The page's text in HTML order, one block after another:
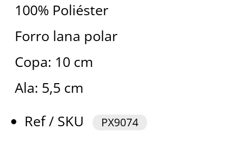
100% Poliéster
Forro lana polar
Copa: 10 cm
Ala: 5,5 cm
Ref / SKU
PX9074